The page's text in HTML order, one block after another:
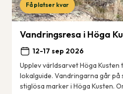
Få platser kvar
Vandringsresa i Höga
12-17 sep 2026
Upplev världsarvet Höga
lokalguide. Vandringarna går på
stiglösa marker i Höga Kusten.